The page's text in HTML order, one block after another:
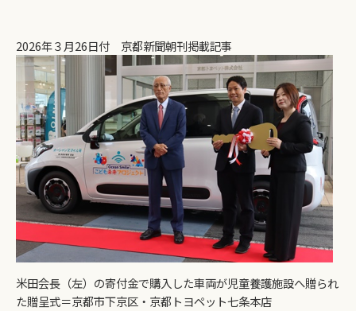
2026年３月26日付 京都新聞朝刊掲載記事
米田会長（左）の寄付金で購入した車両が児童養護施設へ贈られ
た贈呈式＝京都市下京区・京都トヨペット七条本店